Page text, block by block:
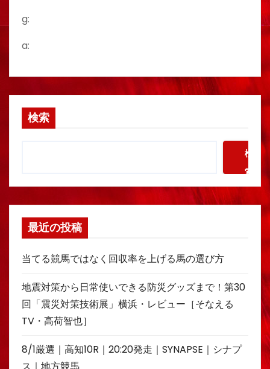
g:
a:
検索
検
索
最近の投稿
当てる競馬ではなく回収率を上げる馬の選び方
地震対策から日常使いできる防災グッズまで！第30
回「震災対策技術展」横浜・レビュー［そなえる
TV・高荷智也］
8/1厳選｜高知10R｜20:20発走｜SYNAPSE｜シナプ